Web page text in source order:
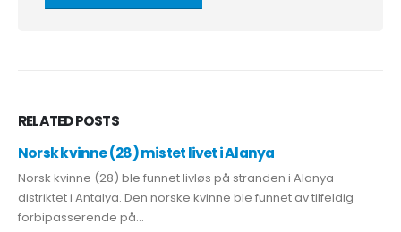
RELATEDPOSTS
Norsk kvinne (28) mistet livet i Alanya
Norsk kvinne (28) ble funnet livløs på stranden i Alanya-
distriktet i Antalya. Den norske kvinne ble funnet av tilfeldig
forbipasserende på...